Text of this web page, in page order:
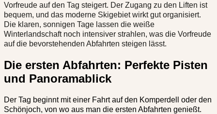
Vorfreude auf den Tag steigert. Der Zugang zu den Liften ist
bequem, und das moderne Skigebiet wirkt gut organisiert.
Die klaren, sonnigen Tage lassen die weiße
Winterlandschaft noch intensiver strahlen, was die Vorfreude
auf die bevorstehenden Abfahrten steigen lässt.
Die ersten Abfahrten: Perfekte Pisten
und Panoramablick
Der Tag beginnt mit einer Fahrt auf den Komperdell oder den
Schönjoch, von wo aus man die ersten Abfahrten genießt.